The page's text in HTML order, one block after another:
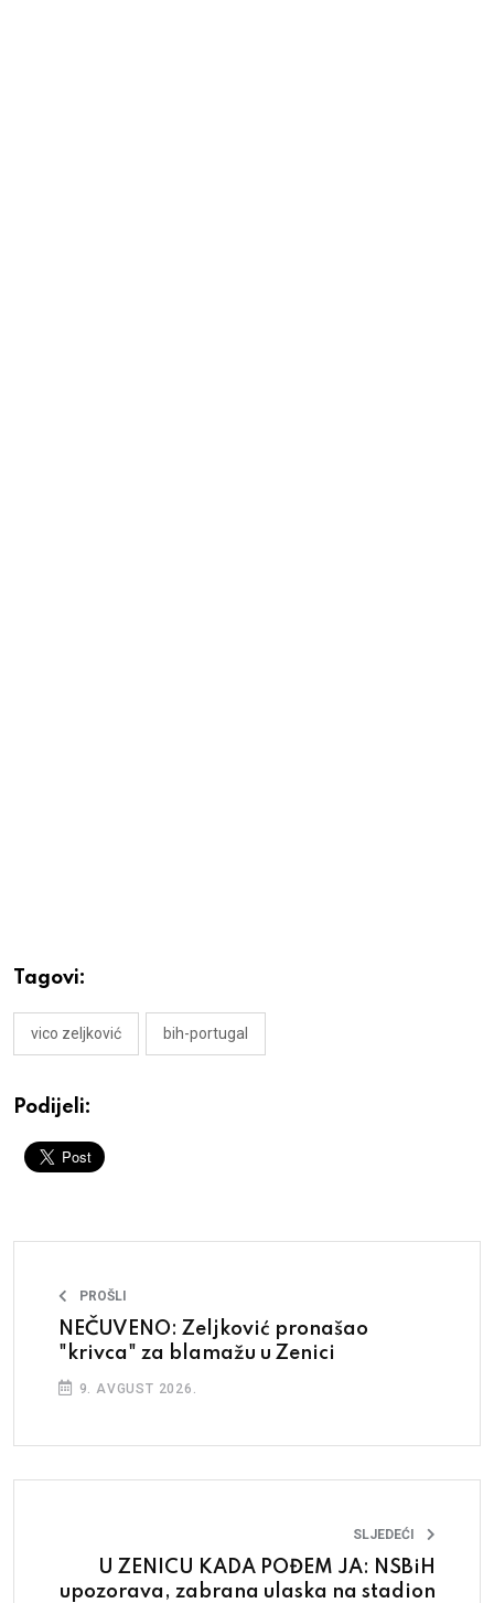
Tagovi:
vico zeljković bih-portugal
Podijeli:
PROŠLI
NEČUVENO: Zeljković pronašao
"krivca" za blamažu u Zenici
9. AVGUST 2026.
SLJEDEĆI
U ZENICU KADA POĐEM JA: NSBiH
upozorava, zabrana ulaska na stadion